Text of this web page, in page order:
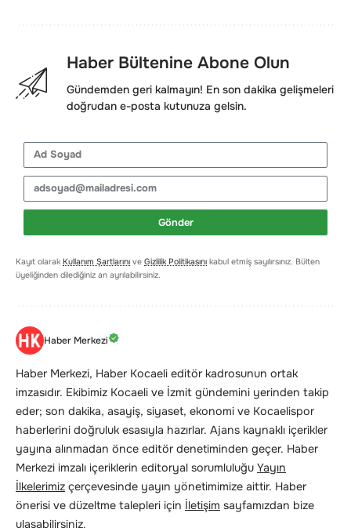
Haber Bültenine Abone Olun
Gündemden geri kalmayın! En son dakika gelişmeleri
doğrudan e-posta kutunuza gelsin.
Gönder
Kayıt olarak Kullanım Şartlarını ve Gizlilik Politikasını kabul etmiş sayılırsınız. Bülten
üyeliğinden dilediğiniz an ayrılabilirsiniz.
Haber Merkezi
Haber Merkezi, Haber Kocaeli editör kadrosunun ortak
imzasıdır. Ekibimiz Kocaeli ve İzmit gündemini yerinden takip
eder; son dakika, asayiş, siyaset, ekonomi ve Kocaelispor
haberlerini doğruluk esasıyla hazırlar. Ajans kaynaklı içerikler
yayına alınmadan önce editör denetiminden geçer. Haber
Merkezi imzalı içeriklerin editoryal sorumluluğu Yayın
İlkelerimiz çerçevesinde yayın yönetimimize aittir. Haber
önerisi ve düzeltme talepleri için İletişim sayfamızdan bize
ulaşabilirsiniz.